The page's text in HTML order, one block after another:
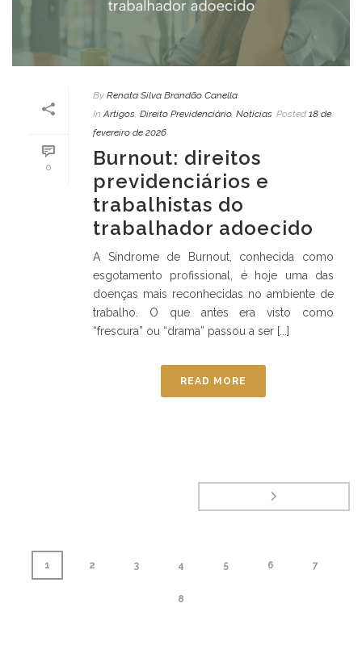
0
By Renata Silva Brandão Canella
In Artigos, Direito Previdenciário, Notícias Posted 18 de
fevereiro de 2026
Burnout: direitos
previdenciários e
trabalhistas do
trabalhador adoecido
A Síndrome de Burnout, conhecida como
esgotamento profissional, é hoje uma das
doenças mais reconhecidas no ambiente de
trabalho. O que antes era visto como
“frescura” ou “drama” passou a ser [...]
READ MORE
1 2 3 4 5 6 7
8